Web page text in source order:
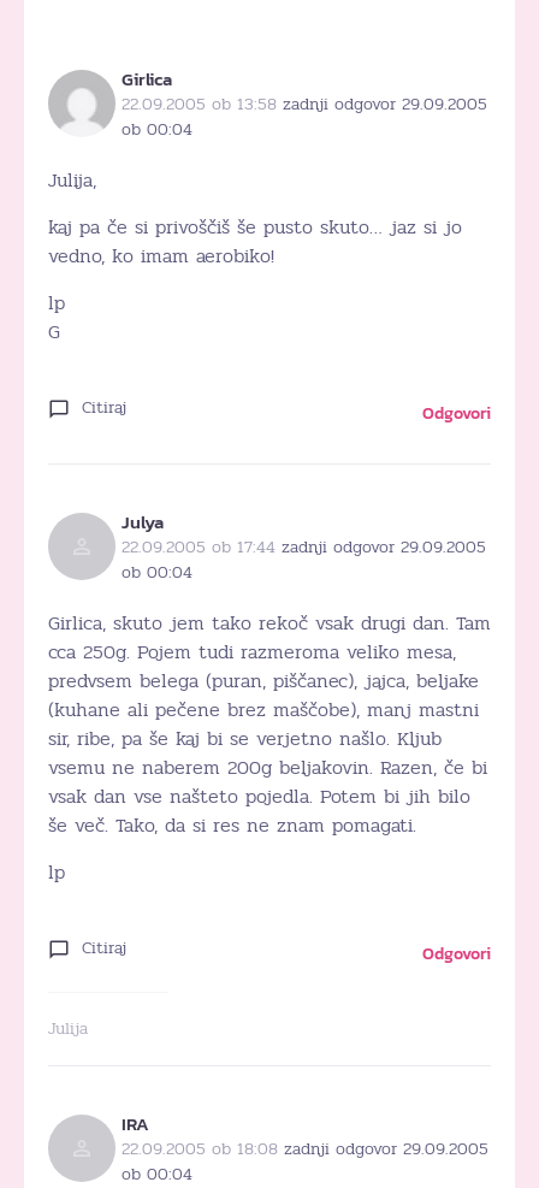
Girlica
22.09.2005 ob 13:58 zadnji odgovor 29.09.2005
ob 00:04
Julija,
kaj pa če si privoščiš še pusto skuto… jaz si jo
vedno, ko imam aerobiko!
lp
G
Citiraj Odgovori
Julya
22.09.2005 ob 17:44 zadnji odgovor 29.09.2005
ob 00:04
Girlica, skuto jem tako rekoč vsak drugi dan. Tam
cca 250g. Pojem tudi razmeroma veliko mesa,
predvsem belega (puran, piščanec), jajca, beljake
(kuhane ali pečene brez maščobe), manj mastni
sir, ribe, pa še kaj bi se verjetno našlo. Kljub
vsemu ne naberem 200g beljakovin. Razen, če bi
vsak dan vse našteto pojedla. Potem bi jih bilo
še več. Tako, da si res ne znam pomagati.
lp
Citiraj Odgovori
Julija
IRA
22.09.2005 ob 18:08 zadnji odgovor 29.09.2005
ob 00:04